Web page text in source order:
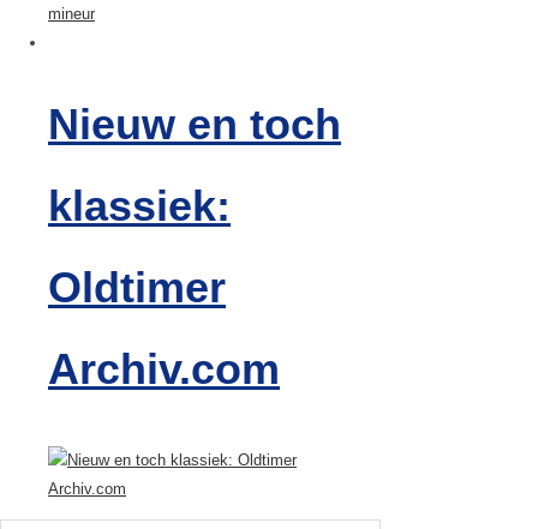
Nieuw en toch
klassiek:
Oldtimer
Archiv.com